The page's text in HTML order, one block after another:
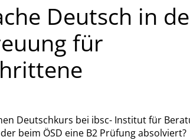
Deutsch in
für
Deutschkurs bei ibsc- Institut für
beim ÖSD eine B2 Prüfung absolviert?